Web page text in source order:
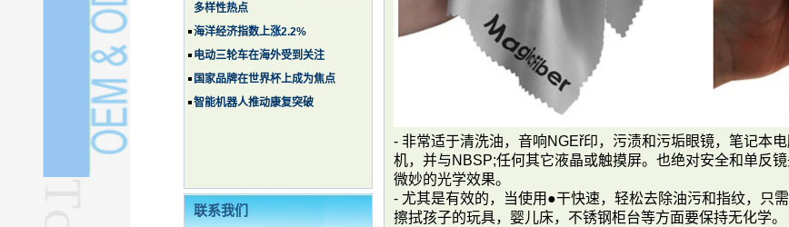
多样性热点
海洋经济指数上涨2.2%
电动三轮车在海外受到关注
国家品牌在世界杯上成为焦点
智能机器人推动康复突破
联系我们
- 非常适于清洗油，音响NGEř印，污渍和污垢眼镜，笔记本
机，并与NBSP;任何其它液晶或触摸屏。也绝对安全和单反
微妙的光学效果。
- 尤其是有效的，当使用 ●干快速，轻松去除油污和指纹，只
擦拭孩子的玩具，婴儿床，不锈钢柜台等方面要保持无化学。